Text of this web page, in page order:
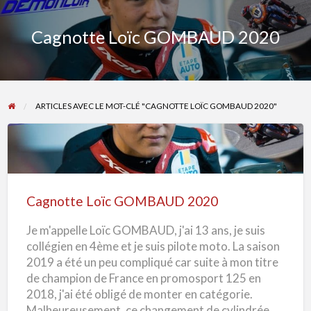
Cagnotte Loïc GOMBAUD 2020
ARTICLES AVEC LE MOT-CLÉ "CAGNOTTE LOÏC GOMBAUD 2020"
Loïc
GOMBAUD
Cagnotte Loïc GOMBAUD 2020
Je m'appelle Loïc GOMBAUD, j'ai 13 ans, je suis
collégien en 4ème et je suis pilote moto. La saison
2019 a été un peu compliqué car suite à mon titre
de champion de France en promosport 125 en
2018, j'ai été obligé de monter en catégorie.